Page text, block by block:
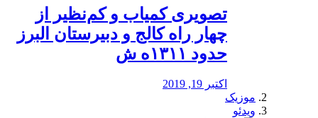
️تصویری کمیاب و کم‌نظیر از
چهار راه كالج و دبيرستان البرز
حدود ۱۳۱۱ه ش
اکتبر 19, 2019
موزیک
ویدئو